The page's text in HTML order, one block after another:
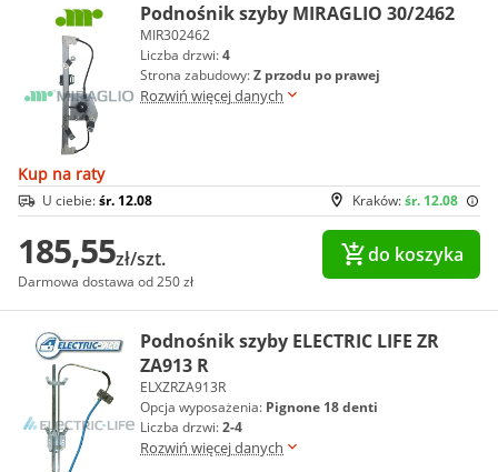
Podnośnik szyby MIRAGLIO 30/2462
MIR302462
Liczba drzwi:4
Strona zabudowy:Z przodu po prawej
Rozwiń więcej danych
Kup na raty
Kraków:śr. 12.08
U ciebie:śr. 12.08
185,55zł/szt.
Darmowa dostawa od 250 zł
do koszyka
Podnośnik szyby ELECTRIC LIFE ZR
ZA913 R
ELXZRZA913R
Opcja wyposażenia: Pignone 18 denti
Liczba drzwi:2-4
Rozwiń więcej danych